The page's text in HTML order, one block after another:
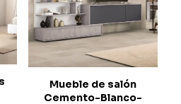
Mueble de salón
Cemento-Blanco-